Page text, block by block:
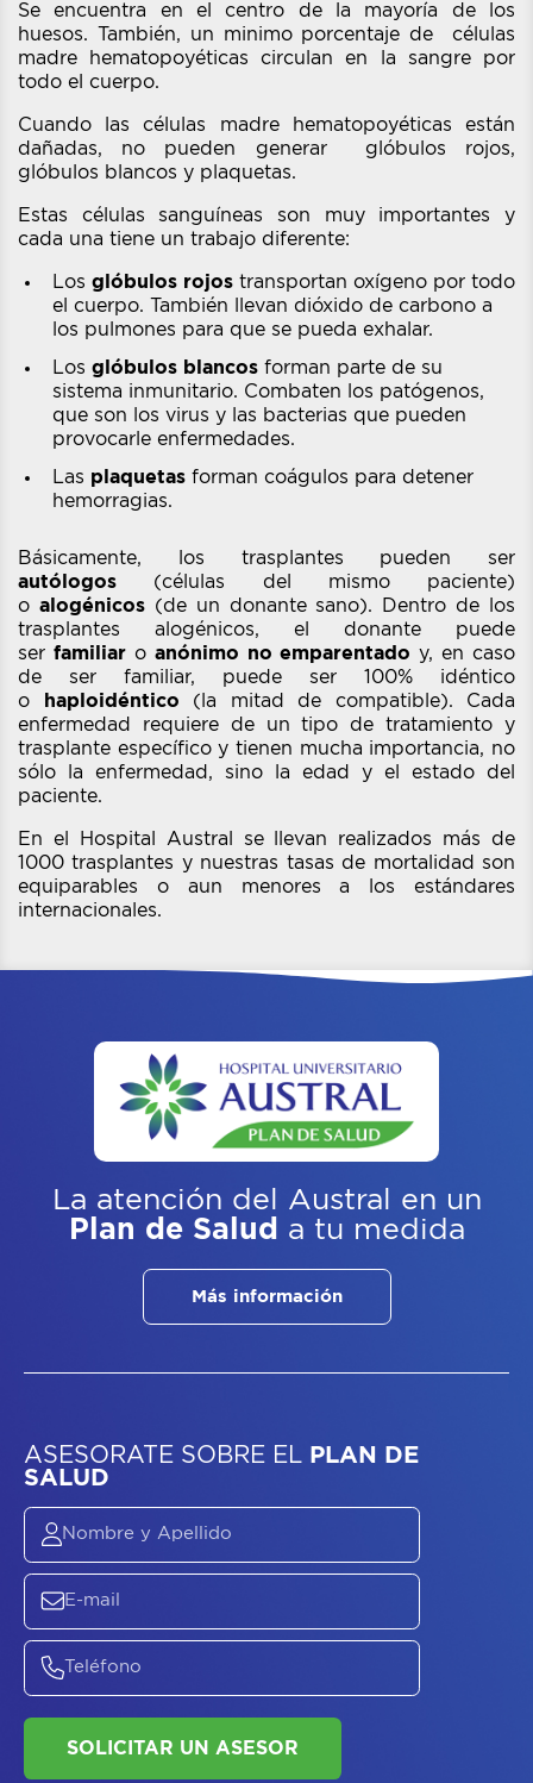
Se encuentra en el centro de la mayoría de los
huesos. También, un minimo porcentaje de células
madre hematopoyéticas circulan en la sangre por
todo el cuerpo.
Cuando las células madre hematopoyéticas están
dañadas, no pueden generar glóbulos rojos,
glóbulos blancos y plaquetas.
Estas células sanguíneas son muy importantes y
cada una tiene un trabajo diferente:
Los glóbulos rojos transportan oxígeno por todo
el cuerpo. También llevan dióxido de carbono a
los pulmones para que se pueda exhalar.
Los glóbulos blancos forman parte de su
sistema inmunitario. Combaten los patógenos,
que son los virus y las bacterias que pueden
provocarle enfermedades.
Las plaquetas forman coágulos para detener
hemorragias.
Básicamente, los trasplantes pueden ser
autólogos (células del mismo paciente)
o alogénicos (de un donante sano). Dentro de los
trasplantes alogénicos, el donante puede
ser familiaro anónimo no emparentado y, en caso
de ser familiar, puede ser 100% idéntico
o
haploidéntico (la mitad de compatible). Cada
enfermedad requiere de un tipo de tratamiento y
trasplante específico y tienen mucha importancia, no
sólo la enfermedad, sino la edad y el estado del
paciente.
En el Hospital Austral se llevan realizados más de
1000 trasplantes y nuestras tasas de mortalidad son
equiparables o aun menores a los estándares
internacionales.
La atención del Austral
en un
Plan de Salud a tu medida
Más información